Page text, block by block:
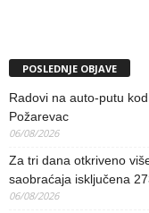
POSLEDNJE OBJAVE
Radovi na auto-putu
Požarevac
06/08/2026
Za tri dana otkriveno
saobraćaja isključena
06/08/2026